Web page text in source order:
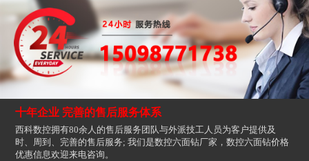
十年企业 完善的售后服务体系
西科数控拥有80余人的售后服务团队与外派技工人员为客户提供及
时、周到、完善的售后服务; 我们是数控六面钻厂家，数控六面钻价格
优惠信息欢迎来电咨询。